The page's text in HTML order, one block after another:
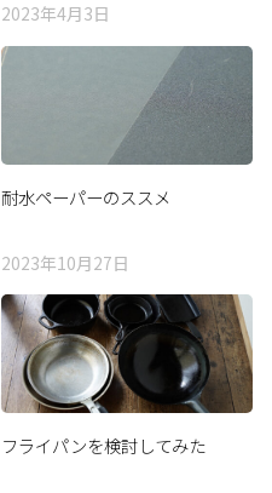
2023年4月3日
耐水ペーパーのススメ
2023年10月27日
フライパンを検討してみた